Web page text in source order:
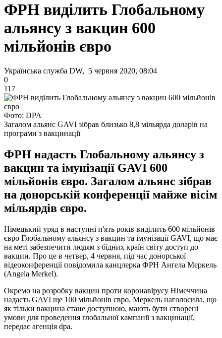
ФРН виділить Глобальному
альянсу з вакцин 600
мільйонів євро
Українська служба DW, 5 червня 2020, 08:04
0
117
Фото: DPA
Загалом альянс GAVI зібрав близько 8,8 мільярда доларів на
програми з вакцинації
ФРН надасть Глобальному альянсу з
вакцин та імунізації GAVI 600
мільйонів євро. Загалом альянс зібрав
на донорській конференції майже вісім
мільярдів євро.
Німецький уряд в наступні п'ять років виділить 600 мільйонів
євро Глобальному альянсу з вакцин та імунізації GAVI, що має
на меті забезпечити людям з бідних країн світу доступ до
вакцин. Про це в четвер, 4 червня, під час донорської
відеоконференції повідомила канцлерка ФРН Анґела Меркель
(Angela Merkel).
Окремо на розробку вакцин проти коронавірусу Німеччина
надасть GAVI ще 100 мільйонів євро. Меркель наголосила, що
як тільки вакцина стане доступною, мають бути створені
умови для проведення глобальної кампанії з вакцинації,
передає агенція dpa.